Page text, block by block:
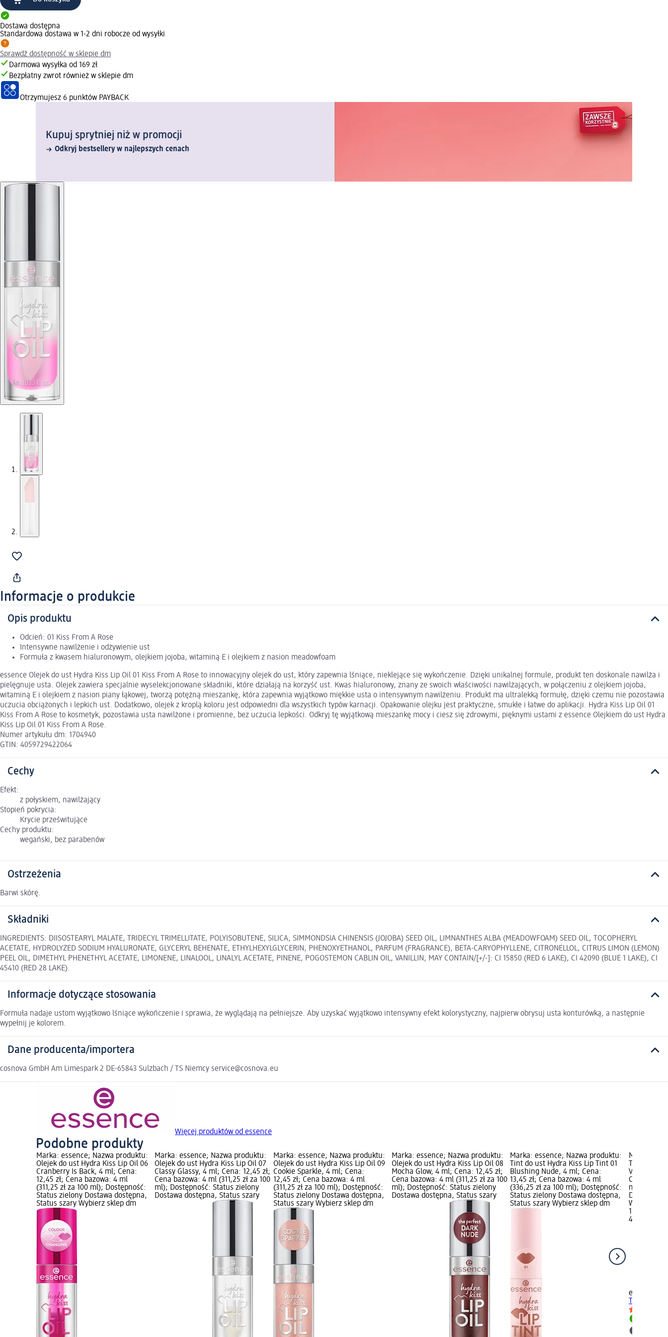
Dostawa dostępna
Standardowa dostawa w 1-2 dni robocze od wysyłki
Sprawdź dostępność w sklepie dm
Darmowa wysyłka od 169 zł
Bezpłatny zwrot również w sklepie dm
Otrzymujesz 6 punktów PAYBACK
Kupuj sprytniej niż w promocji
Odkryj bestsellery w najlepszych cenach
Informacje o produkcie
Opis produktu
Odcień: 01 Kiss From A Rose
Intensywne nawilżenie i odżywienie ust
Formuła z kwasem hialuronowym, olejkiem jojoba, witaminą E i olejkiem z nasion meadowfoam
essence Olejek do ust Hydra Kiss Lip Oil 01 Kiss From A Rose to innowacyjny olejek do ust, który zapewnia lśniące, nieklejące się wykończenie. Dzięki unikalnej formule, produkt ten doskonale nawilża i
pielęgnuje usta. Olejek zawiera specjalnie wyselekcjonowane składniki, które działają na korzyść ust. Kwas hialuronowy, znany ze swoich właściwości nawilżających, w połączeniu z olejkiem jojoba,
witaminą E i olejkiem z nasion piany łąkowej, tworzą potężną mieszankę, która zapewnia wyjątkowo miękkie usta o intensywnym nawilżeniu. Produkt ma ultralekką formułę, dzięki czemu nie pozostawia
uczucia obciążonych i lepkich ust. Dodatkowo, olejek z kroplą koloru jest odpowiedni dla wszystkich typów karnacji. Opakowanie olejku jest praktyczne, smukłe i łatwe do aplikacji. Hydra Kiss Lip Oil 01
Kiss From A Rose to kosmetyk, pozostawia usta nawilżone i promienne, bez uczucia lepkości. Odkryj tę wyjątkową mieszankę mocy i ciesz się zdrowymi, pięknymi ustami z essence Olejkiem do ust Hydra
Kiss Lip Oil 01 Kiss From A Rose.
Numer artykułu dm: 1704940
GTIN: 4059729422064
Cechy
Efekt:
z połyskiem, nawilżający
Stopień pokrycia:
Krycie prześwitujące
Cechy produktu:
wegański, bez parabenów
Ostrzeżenia
Barwi skórę.
Składniki
INGREDIENTS: DIISOSTEARYL MALATE, TRIDECYL TRIMELLITATE, POLYISOBUTENE, SILICA, SIMMONDSIA CHINENSIS (JOJOBA) SEED OIL, LIMNANTHES ALBA (MEADOWFOAM) SEED OIL, TOCOPHERYL
ACETATE, HYDROLYZED SODIUM HYALURONATE, GLYCERYL BEHENATE, ETHYLHEXYLGLYCERIN, PHENOXYETHANOL, PARFUM (FRAGRANCE), BETA-CARYOPHYLLENE, CITRONELLOL, CITRUS LIMON (LEMON)
PEEL OIL, DIMETHYL PHENETHYL ACETATE, LIMONENE, LINALOOL, LINALYL ACETATE, PINENE, POGOSTEMON CABLIN OIL, VANILLIN, MAY CONTAIN/[+/-]: CI 15850 (RED 6 LAKE), CI 42090 (BLUE 1 LAKE), CI
45410 (RED 28 LAKE).
Informacje dotyczące stosowania
Formuła nadaje ustom wyjątkowo lśniące wykończenie i sprawia, że wyglądają na pełniejsze. Aby uzyskać wyjątkowo intensywny efekt kolorystyczny, najpierw obrysuj usta konturówką, a następnie
wypełnij je kolorem.
Dane producenta/importera
cosnova GmbH Am Limespark 2 DE-65843 Sulzbach / TS Niemcy service@cosnova.eu
Więcej produktów od essence
Podobne produkty
Marka: essence; Nazwa produktu:
Olejek do ust Hydra Kiss Lip Oil 06
Cranberry Is Back, 4 ml; Cena:
12,45 zł; Cena bazowa: 4 ml
(311,25 zł za 100 ml); Dostępność:
Status zielony Dostawa dostępna,
Status szary Wybierz sklep dm
Marka: essence; Nazwa produktu:
Olejek do ust Hydra Kiss Lip Oil 07
Classy Glassy, 4 ml; Cena: 12,45 zł;
Cena bazowa: 4 ml (311,25 zł za 100
ml); Dostępność: Status zielony
Dostawa dostępna, Status szary
Marka: essence; Nazwa produktu:
Olejek do ust Hydra Kiss Lip Oil 09
Cookie Sparkle, 4 ml; Cena:
12,45 zł; Cena bazowa: 4 ml
(311,25 zł za 100 ml); Dostępność:
Status zielony Dostawa dostępna,
Status szary Wybierz sklep dm
Marka: essence; Nazwa produktu:
Olejek do ust Hydra Kiss Lip Oil 08
Mocha Glow, 4 ml; Cena: 12,45 zł;
Cena bazowa: 4 ml (311,25 zł za 100
ml); Dostępność: Status zielony
Dostawa dostępna, Status szary
Marka: essence; Nazwa produktu:
Tint do ust Hydra Kiss Lip Tint 01
Blushing Nude, 4 ml; Cena:
13,45 zł; Cena bazowa: 4 ml
(336,25 zł za 100 ml); Dostępność:
Status zielony Dostawa dostępna,
Status szary Wybierz sklep dm
Marka:
Tint do ust
Vintage
Cena
ml);
Dostawa
Wybierz
13,45 zł
4 ml
essence
Tint 02